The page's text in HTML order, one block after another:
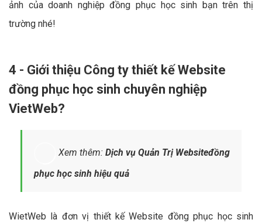
ảnh của doanh nghiệp đồng phục học sinh bạn trên thị
trường nhé!
4 - Giới thiệu Công ty thiết kế Website
đồng phục học sinh chuyên nghiệp
VietWeb?
Xem thêm: Dịch vụ Quản Trị Websiteđồng
phục học sinh hiệu quả
WietWeb là đơn vị thiết kế Website đồng phục học sinh